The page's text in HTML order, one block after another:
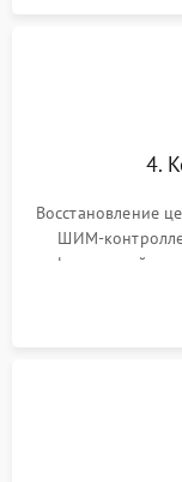
4.
Восстановление
ШИМ-
инфракрасной
чипа и